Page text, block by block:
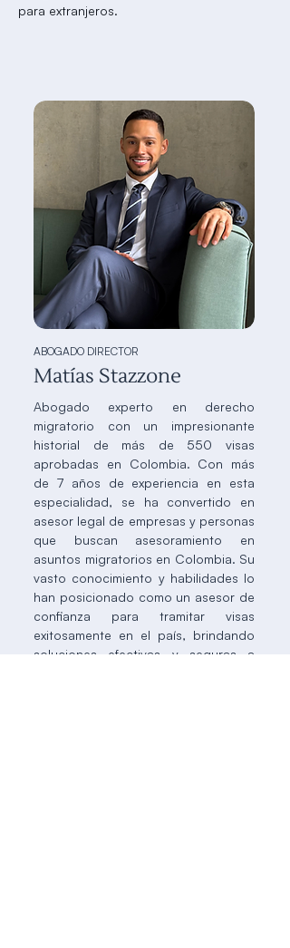
para extranjeros.
ABOGADO DIRECTOR
Matías Stazzone
Abogado experto en derecho
migratorio con un impresionante
historial de más de 550 visas
aprobadas en Colombia. Con más
de 7 años de experiencia en esta
especialidad, se ha convertido en
asesor legal de empresas y personas
que buscan asesoramiento en
asuntos migratorios en Colombia. Su
vasto conocimiento y habilidades lo
han posicionado como un asesor de
confianza para tramitar visas
exitosamente en el país, brindando
soluciones efectivas y seguras a